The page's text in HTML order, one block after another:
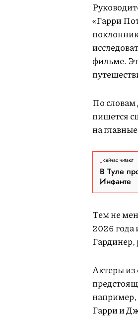
«Гарри
фильме.
По словам
пишется
на
сейчас читают
В Туле
Инфанте
Тем не
2026
Актеры из
например,
Гарри и